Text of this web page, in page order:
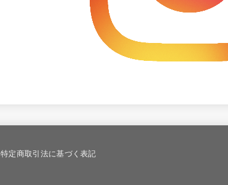
特定商取引法に基づく表記